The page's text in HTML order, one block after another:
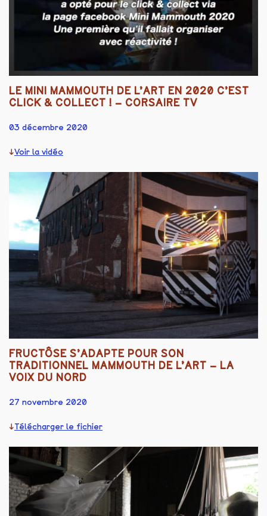
LE MINI MAMMOUTH DE L’ART EN 2020 C’EST
CLICK & COLLECT ! – CORSAIRE TV
03 décembre 2020
Voir la vidéo
FRUCTÔSE S’ADAPTE POUR SON
TRADITIONNEL MAMMOUTH DE L’ART – LA
VOIX DU NORD
27 novembre 2020
Télécharger le fichier